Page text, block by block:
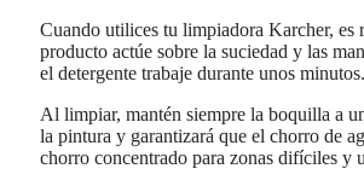
Cuando utilices tu limpiadora Karcher, es
producto actúe sobre la suciedad y las
el detergente trabaje durante unos
Al limpiar, mantén siempre la boquilla a
la pintura y garantizará que el chorro de
chorro concentrado para zonas difíciles y